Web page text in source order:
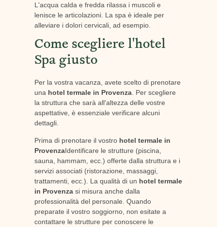
L'acqua calda e fredda rilassa i muscoli e
lenisce le articolazioni. La spa è ideale per
alleviare i dolori cervicali, ad esempio.
Come scegliere l'hotel
Spa giusto
Per la vostra vacanza, avete scelto di prenotare
una hotel termale in Provenza. Per scegliere
la struttura che sarà all'altezza delle vostre
aspettative, è essenziale verificare alcuni
dettagli.
Prima di prenotare il vostro hotel termale in
ProvenzaIdentificare le strutture (piscina,
sauna, hammam, ecc.) offerte dalla struttura e i
servizi associati (ristorazione, massaggi,
trattamenti, ecc.). La qualità di un hotel termale
in Provenzasi misura anche dalla
professionalità del personale. Quando
preparate il vostro soggiorno, non esitate a
contattare le strutture per conoscere le